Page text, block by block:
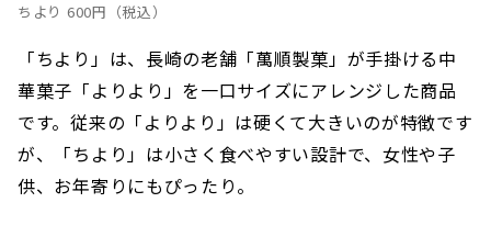
ちより 600円（税込）
「ちより」は、長崎の老舗「萬順製菓」が手掛ける中
華菓子「よりより」を一口サイズにアレンジした商品
です。従来の「よりより」は硬くて大きいのが特徴です
が、「ちより」は小さく食べやすい設計で、女性や子
供、お年寄りにもぴったり。